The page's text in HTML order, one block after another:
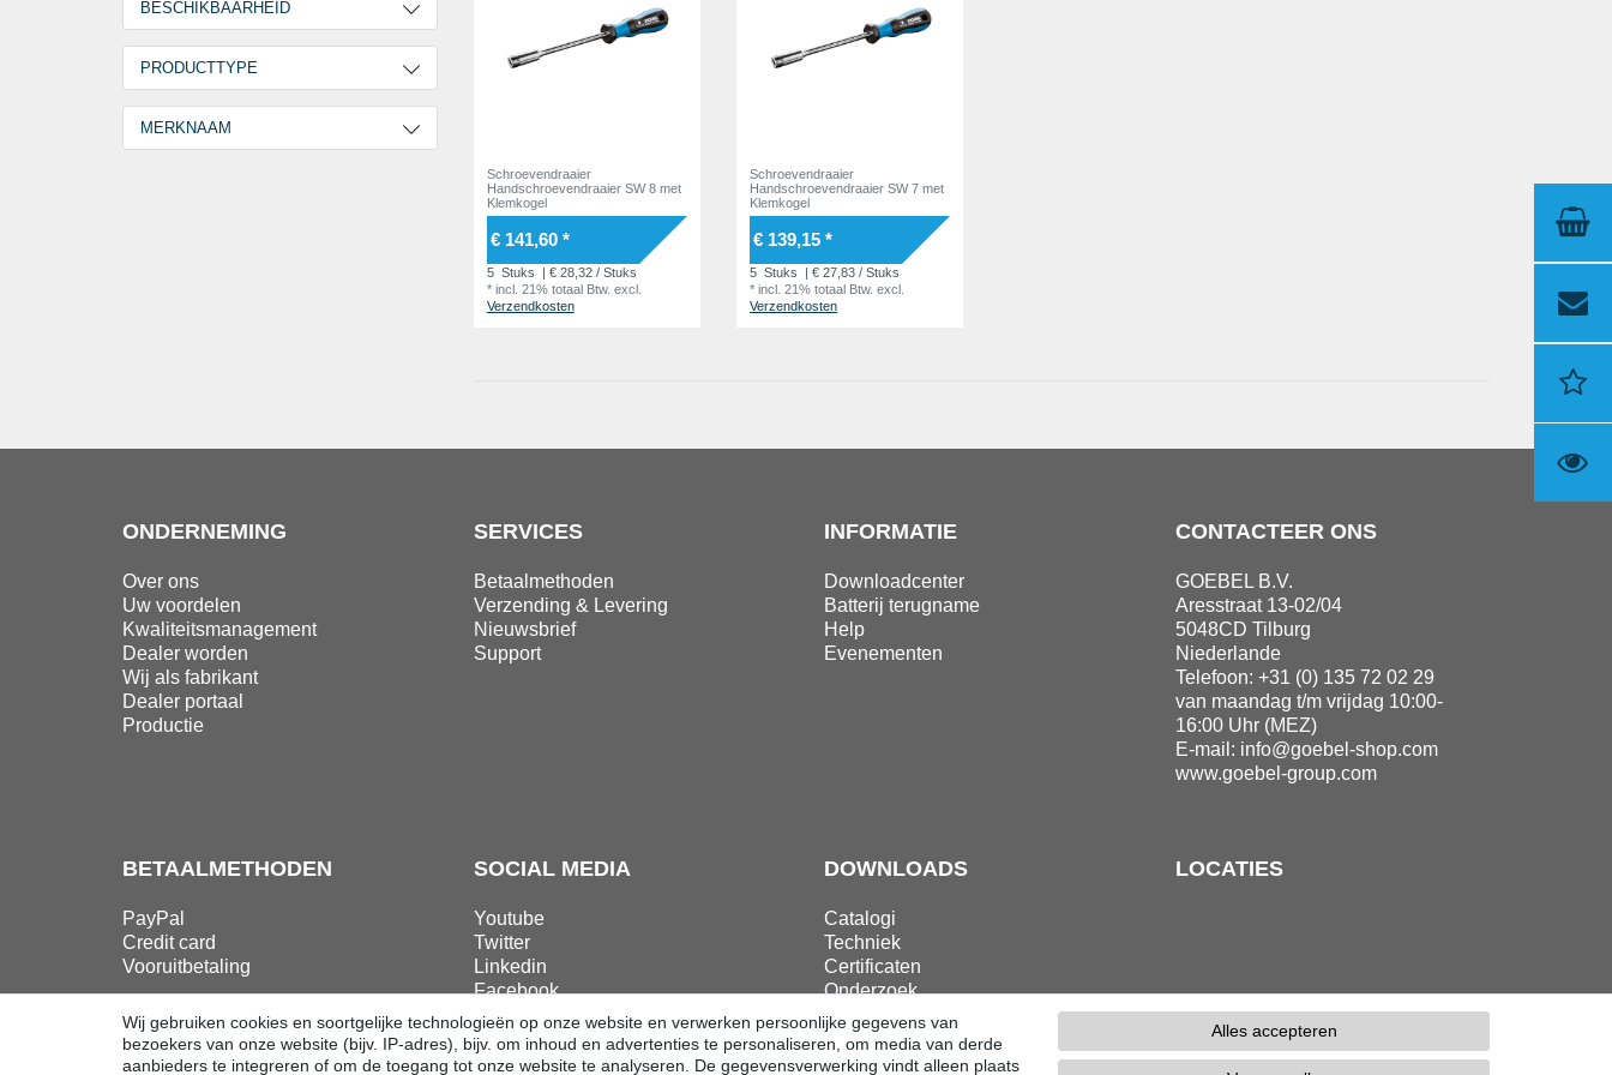
BESCHIKBAARHEID
2 Werkdagen
PRODUCTTYPE
Schroevendraaier
MERKNAAM
Schroevendraaier
Handschroevendraaier SW 8 met
Klemkogel
€ 141,60 *
5 Stuks
| € 28,32 / Stuks
* incl. 21% totaal Btw. excl.
Verzendkosten
Schroevendraaier
Handschroevendraaier SW 7 met
Klemkogel
€ 139,15 *
5 Stuks
| € 27,83 / Stuks
*incl. 21% totaal Btw. excl.
Verzendkosten
ONDERNEMING
Over ons
Uw voordelen
Kwaliteitsmanagement
Dealer worden
Wij als fabrikant
Dealer portaal
Productie
SERVICES
Betaalmethoden
Verzending & Levering
Nieuwsbrief
Support
INFORMATIE
Downloadcenter
Batterij terugname
Help
Evenementen
CONTACTEER ONS
GOEBEL B.V.
Aresstraat 13-02/04
5048CD Tilburg
Niederlande
Telefoon: +31 (0) 135 72 02 29
van maandag t/m vrijdag 10:00-
16:00 Uhr (MEZ)
E-mail: info@goebel-shop.com
www.goebel-group.com
BETAALMETHODEN
PayPal
Credit card
Vooruitbetaling
SOCIAL MEDIA
Youtube
Twitter
Linkedin
Facebook
Instagram
DOWNLOADS
Catalogi
Techniek
Certificaten
Onderzoek
Promotie
LOCATIES
Wij gebruiken cookies en soortgelijke technologieën op onze website en verwerken persoonlijke gegevens van
bezoekers van onze website (bijv. IP-adres), bijv. om inhoud en advertenties te personaliseren, om media van derde
aanbieders te integreren of om de toegang tot onze website te analyseren. De gegevensverwerking vindt alleen plaats
Alles accepteren